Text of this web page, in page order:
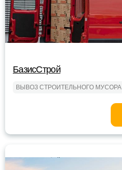
БазисСтрой
ВЫВОЗ СТРОИТЕЛЬНОГО МУСОРА